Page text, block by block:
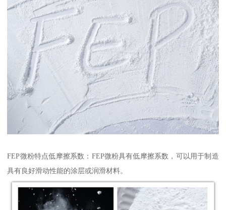
FEP微粉特点低摩擦系数：FEP微粉具有低摩擦系数，可以用于制造
具有良好滑动性能的涂层或润滑材料。